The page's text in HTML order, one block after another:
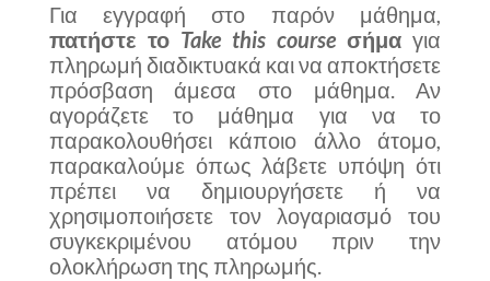
Για εγγραφή στο παρόν μάθημα,
πατήστε το Take this course σήμα για
πληρωμή διαδικτυακά και να αποκτήσετε
πρόσβαση άμεσα στο μάθημα. Αν
αγοράζετε το μάθημα για να το
παρακολουθήσει κάποιο άλλο άτομο,
παρακαλούμε όπως λάβετε υπόψη ότι
πρέπει να δημιουργήσετε ή να
χρησιμοποιήσετε τον λογαριασμό του
συγκεκριμένου ατόμου πριν την
ολοκλήρωση της πληρωμής.